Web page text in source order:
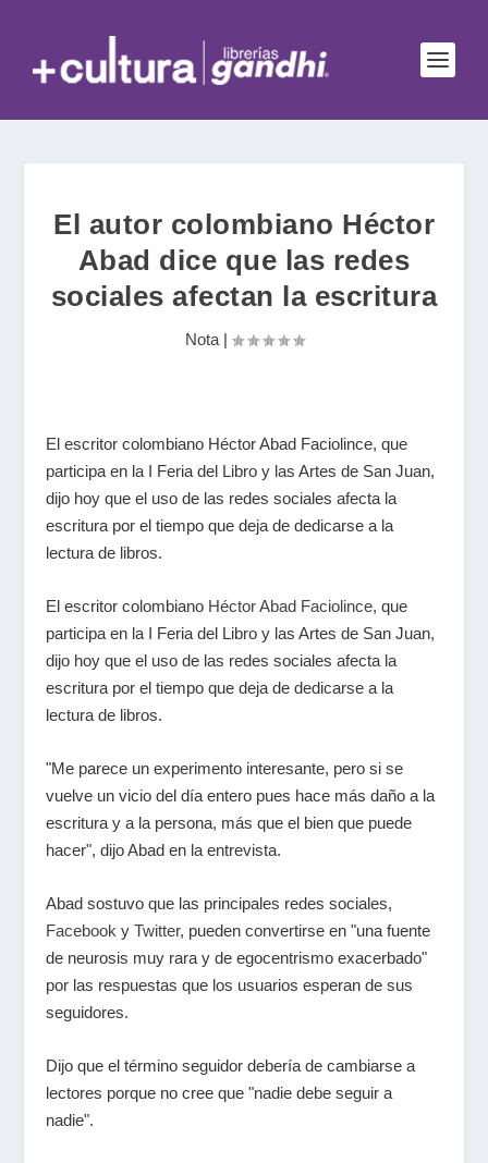
El autor colombiano Héctor
Abad dice que las redes
sociales afectan la escritura
Nota|
El escritor colombiano Héctor Abad Faciolince, que
participa en la I Feria del Libro y las Artes de San Juan,
dijo hoy que el uso de las redes sociales afecta la
escritura por el tiempo que deja de dedicarse a la
lectura de libros.
El escritor colombiano Héctor Abad Faciolince, que
participa en la I Feria del Libro y las Artes de San Juan,
dijo hoy que el uso de las redes sociales afecta la
escritura por el tiempo que deja de dedicarse a la
lectura de libros.
"Me parece un experimento interesante, pero si se
vuelve un vicio del día entero pues hace más daño a la
escritura y a la persona, más que el bien que puede
hacer", dijo Abad en la entrevista.
Abad sostuvo que las principales redes sociales,
Facebook yTwitter, pueden convertirse en "una fuente
de neurosis muy rara y de egocentrismo exacerbado"
por las respuestas que los usuarios esperan de sus
seguidores.
Dijo que el término seguidor debería de cambiarse a
lectores porque no cree que "nadie debe seguir a
nadie".